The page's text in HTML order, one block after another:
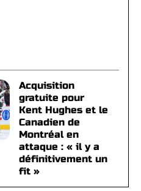
Acquisition
gratuite pour
Kent Hughes et le
Canadien de
Montréal en
attaque : « il y a
définitivement un
fit »